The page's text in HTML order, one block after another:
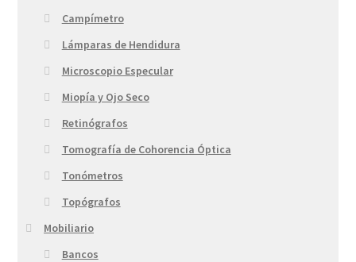
Campímetro
Lámparas de Hendidura
Microscopio Especular
Miopía y Ojo Seco
Retinógrafos
Tomografía de Cohorencia Óptica
Tonómetros
Topógrafos
Mobiliario
Bancos